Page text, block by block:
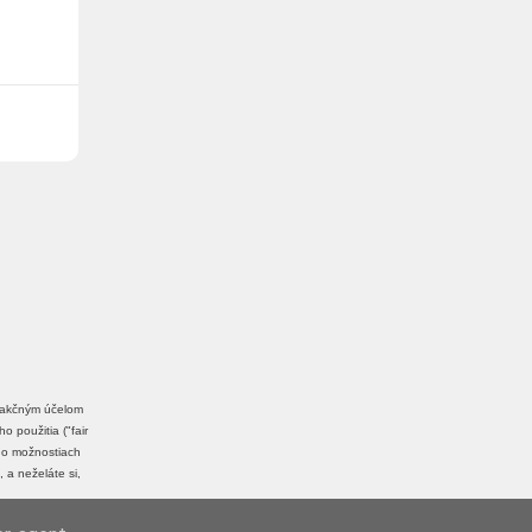
účelom
použitia ("fair
možnostiach
a neželáte si,